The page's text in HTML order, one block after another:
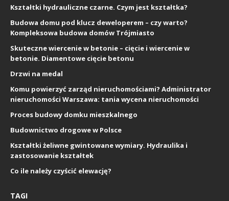
Kształtki hydrauliczne czarne. Czym jest kształtka?
Budowa domu pod klucz deweloperem – czy warto?
Kompleksowa budowa domów Trójmiasto
Skuteczne wiercenie w betonie – cięcie i wiercenie w
betonie. Diamentowe cięcie betonu
Drzwi na medal
Komu powierzyć zarząd nieruchomościami? Administrator
nieruchomości Warszawa: tania wycena nieruchomości
Proces budowy domku mieszkalnego
Budownictwo drogowe w Polsce
Kształtki żeliwne gwintowane wymiary. Hydraulika i
zastosowanie kształtek
Co ile należy czyścić elewację?
TAGI